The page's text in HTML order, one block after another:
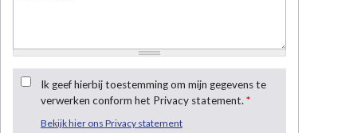
Ik geef hierbij toestemming om mijn gegevens te
verwerken conform het Privacy statement. *
Bekijk hier ons Privacy statement